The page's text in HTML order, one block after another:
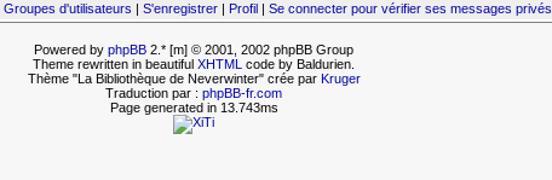
Groupes d'utilisateurs S'enregistrer Profil Se connecter pour vérifier ses messages privés
Powered by phpBB 2.* [m] © 2001, 2002 phpBB Group
Theme rewritten in beautiful XHTML code by Baldurien.
Thème "La Bibliothèque de Neverwinter" crée par Kruger
Traduction par : phpBB-fr.com
Page generated in 13.743ms